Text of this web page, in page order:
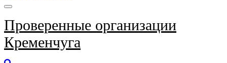
Проверенные организации
Кременчуга